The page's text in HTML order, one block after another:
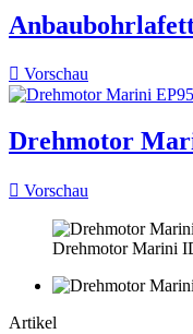
 Vorschau
Drehmotor
 Vorschau
Drehmotor Marini
Artikel